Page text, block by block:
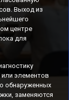
Выход из
центре
для
элементов
обнаруженных
заменяются